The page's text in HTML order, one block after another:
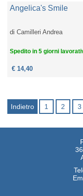
Angelica's Smile
diCamilleri Andrea
Spedito in 5 giorni
€ 14,40
Indietro 1 2 3